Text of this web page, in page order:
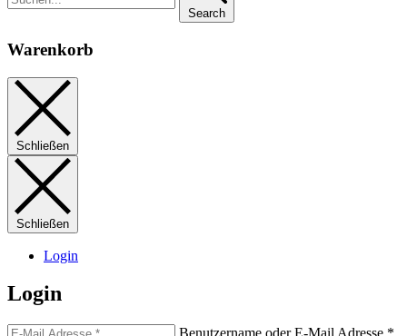
Search
Warenkorb
Schließen
Schließen
Login
Login